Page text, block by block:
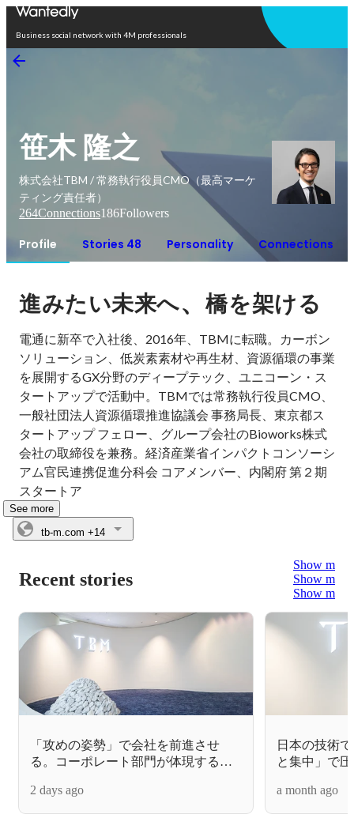
Business social network with 4M professionals
笹木 隆之
株式会社TBM / 常務執行役員CMO（最高マーケ
ティング責任者）
264Connections186Followers
Profile Stories 48 Personality Connections
進みたい未来へ、橋を架ける
電通に新卒で入社後、2016年、TBMに転職。カーボン
ソリューション、低炭素素材や再生材、資源循環の事業
を展開するGX分野のディープテック、ユニコーン・ス
タートアップで活動中。TBMでは常務執行役員CMO、
一般社団法人資源循環推進協議会 事務局長、東京都ス
タートアップ フェロー、グループ会社のBioworks株式
会社の取締役を兼務。経済産業省インパクトコンソーシ
アム官民連携促進分科会 コアメンバー、内閣府 第２期
スタートア
See more
tb-m.com +14
Recent stories
Show more
Show more
Show more
「攻めの姿勢」で会社を前進させ
る。コーポレート部門が体現する
2 days ago
日本の技術
と集中」で
a month ago